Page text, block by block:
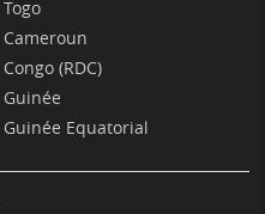
Togo
Cameroun
Congo (RDC)
Guinée
Guinée Equatorial